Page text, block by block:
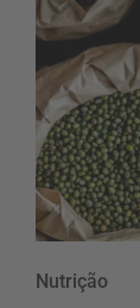
Nutrição